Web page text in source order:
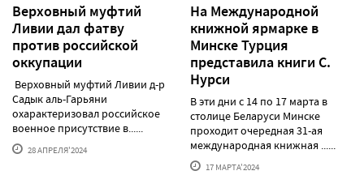
Верховный муфтий
Ливии дал фатву
против российской
оккупации
Верховный муфтий Ливии д-р
Садык аль-Гарьяни
охарактеризовал российское
военное присутствие в......
28 АПРЕЛЯ'2024
На Международной
книжной ярмарке в
Минске Турция
представила книги С.
Нурси
В эти дни с 14 по 17 марта в
столице Беларуси Минске
проходит очередная 31-ая
международная книжная ......
17 МАРТА'2024